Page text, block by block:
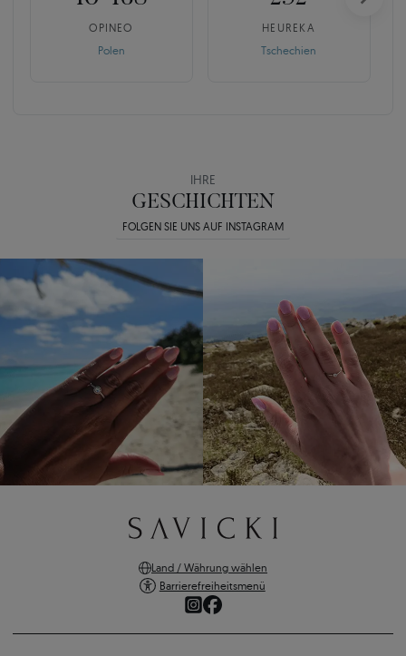
OPINEO
Polen
HEUREKA
Tschechien
IHRE
GESCHICHTEN
FOLGEN SIE UNS AUF INSTAGRAM
Land / Währung wählen
Barrierefreiheitsmenü